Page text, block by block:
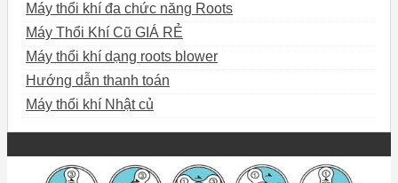
Máy thổi khí đa chức năng Roots
Máy Thổi Khí Cũ GIÁ RẺ
Máy thổi khí dạng roots blower
Hướng dẫn thanh toán
Máy thổi khí Nhật củ